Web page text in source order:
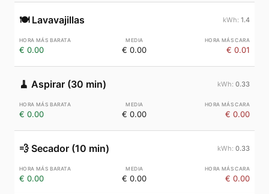
🍽️ Lavavajillas 1.4
€ 0.00 € 0.00 € 0.01
🧹 Aspirar (30 min) 0.33
€ 0.00 € 0.00 € 0.00
💨 Secador (10 min) 0.33
€ 0.00 € 0.00 € 0.00